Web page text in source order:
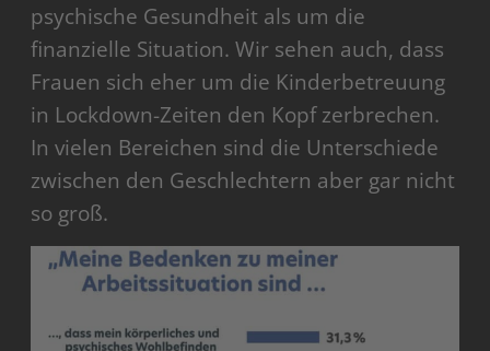
psychische Gesundheit als um die
finanzielle Situation. Wir sehen auch, dass
Frauen sich eher um die Kinderbetreuung
in Lockdown-Zeiten den Kopf zerbrechen.
In vielen Bereichen sind die Unterschiede
zwischen den Geschlechtern aber gar nicht
so groß.